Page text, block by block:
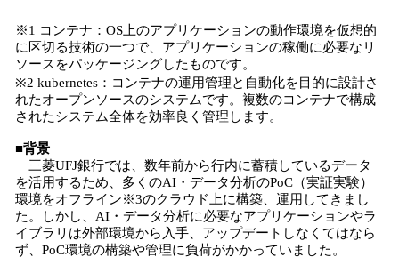
中
で
す
※1 コンテナ：OS上のアプリケーションの動作環境を仮想的
に区切る技術の一つで、アプリケーションの稼働に必要なリ
ソースをパッケージングしたものです。
※2 kubernetes：コンテナの運用管理と自動化を目的に設計さ
れたオープンソースのシステムです。複数のコンテナで構成
されたシステム全体を効率良く管理します。
■背景
三菱UFJ銀行では、数年前から行内に蓄積しているデータ
を活用するため、多くのAI・データ分析のPoC（実証実験）
環境をオフライン※3のクラウド上に構築、運用してきまし
た。しかし、AI・データ分析に必要なアプリケーションやラ
イブラリは外部環境から入手、アップデートしなくてはなら
ず、PoC環境の構築や管理に負荷がかかっていました。